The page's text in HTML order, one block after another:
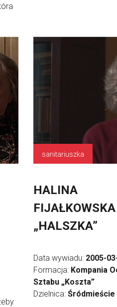
sanitariuszka
HALINA
FIJAŁKOWSKA
„HALSZKA”
Data wywiadu: 2005-
Formacja: Kompania
Sztabu „Koszta”
Dzielnica: Śródmieście